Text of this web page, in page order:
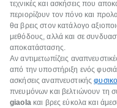
τεχνικές και ασκήσεις που
περιορίζουν τον πόνο και
θα βρεις στον κατάλογο
μεθόδους, αλλά και σε
αποκατάστασης.
Αν αντιμετωπίζεις
από την υποστήριξη ενός
ασκήσεις αναπνευστικής
πνευμόνων και βελτιώνουν τη
giaolaκαι βρες εύκολα και